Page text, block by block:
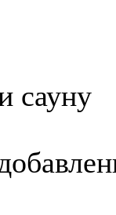
сауну